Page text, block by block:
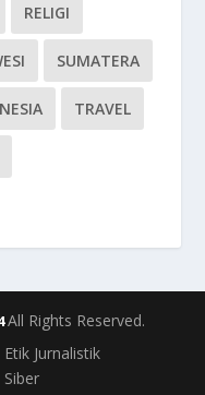
RELIGI
SUMATERA
TRAVEL
All Rights Reserved.
Etik Jurnalistik